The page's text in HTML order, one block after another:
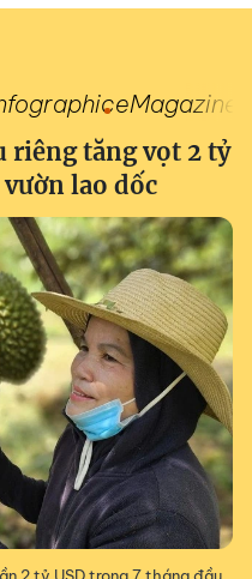
eMagazine
riêng tăng vọt 2 tỷ
lao dốc